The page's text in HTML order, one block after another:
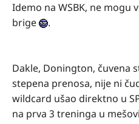
Idemo na WSBK, ne mogu
brige
.
Dakle, Donington, čuvena
stepena prenosa, nije ni
wildcard ušao direktno u
na prva 3 treninga u